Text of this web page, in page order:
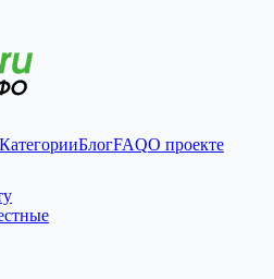
КатегорииБлогFAQО проекте